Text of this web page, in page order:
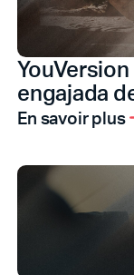
engajada
En savoir plus